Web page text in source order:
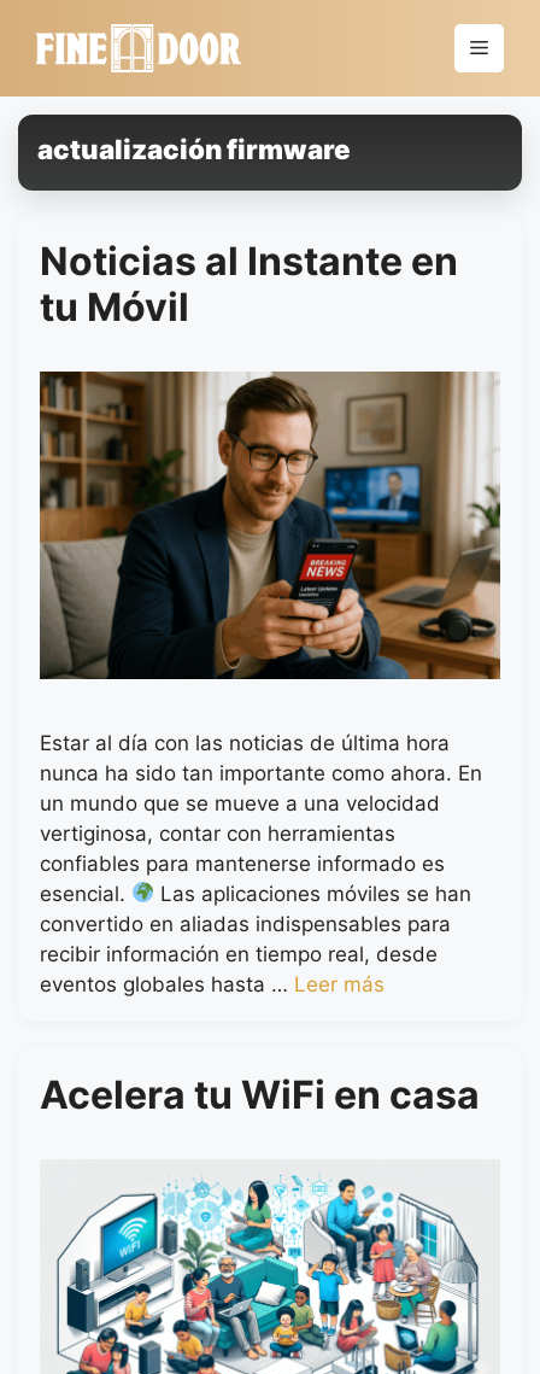
Menú
actualización firmware
Noticias al Instante en
tu Móvil
Estar al día con las noticias de última hora
nunca ha sido tan importante como ahora. En
un mundo que se mueve a una velocidad
vertiginosa, contar con herramientas
confiables para mantenerse informado es
esencial.
Las aplicaciones móviles se han
convertido en aliadas indispensables para
recibir información en tiempo real, desde
eventos globales hasta … Leer más
Acelera tu WiFi en casa